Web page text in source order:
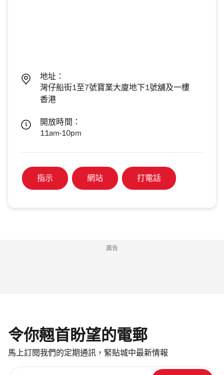
地址：
灣仔船街1至7號寶業大廈地下1號舖及一樓
香港
開放時間：
11am-10pm
指示 網站 打電話
廣告
令你翹首盼望的電郵
馬上訂閱我們的定期通訊，緊貼城中最新情報